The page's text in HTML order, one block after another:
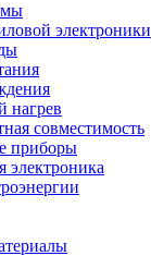
электроники
нагрев
совместимость
приборы
электроника